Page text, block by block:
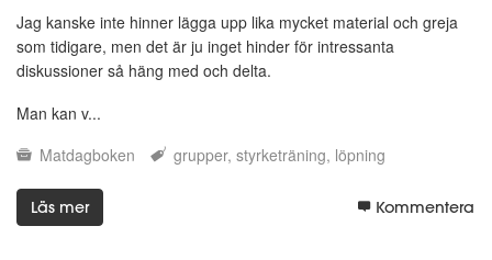
Jag kanske inte hinner lägga upp lika mycket material och greja
som tidigare, men det är ju inget hinder för intressanta
diskussioner så häng med och delta.
Man kan v...
Matdagboken
grupper styrketräning löpning
Läs mer Kommentera